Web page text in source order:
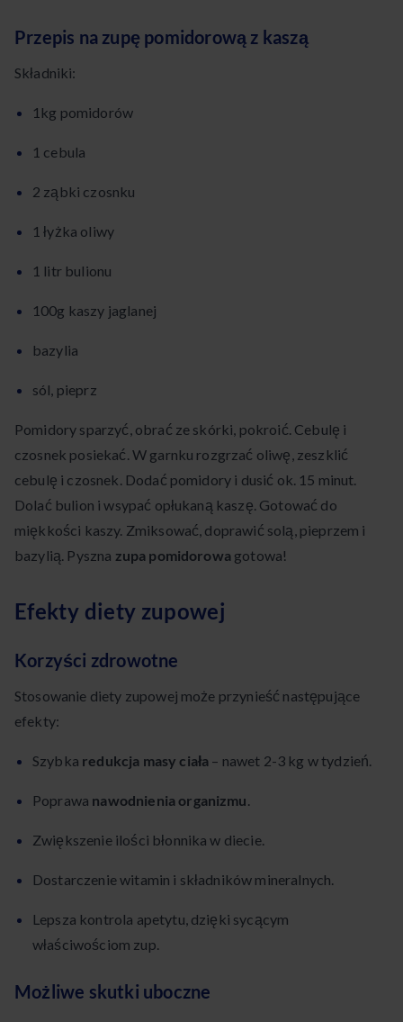
Przepis na zupę pomidorową z kaszą
Składniki:
1kg pomidorów
1 cebula
2 ząbki czosnku
1 łyżka oliwy
1 litr bulionu
100g kaszy jaglanej
bazylia
sól, pieprz
Pomidory sparzyć, obrać ze skórki, pokroić. Cebulę i
czosnek posiekać. W garnku rozgrzać oliwę, zeszklić
cebulę i czosnek. Dodać pomidory i dusić ok. 15 minut.
Dolać bulion i wsypać opłukaną kaszę. Gotować do
miękkości kaszy. Zmiksować, doprawić solą, pieprzem i
bazylią. Pyszna zupa pomidorowa gotowa!
Efekty diety zupowej
Korzyści zdrowotne
Stosowanie diety zupowej może przynieść następujące
efekty:
Szybka redukcja masy ciała – nawet 2-3 kg w tydzień.
Poprawa nawodnienia organizmu.
Zwiększenie ilości błonnika w diecie.
Dostarczenie witamin i składników mineralnych.
Lepsza kontrola apetytu, dzięki sycącym
właściwościom zup.
Możliwe skutki uboczne